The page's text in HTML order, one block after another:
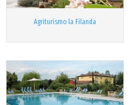
Agriturismo la Filanda